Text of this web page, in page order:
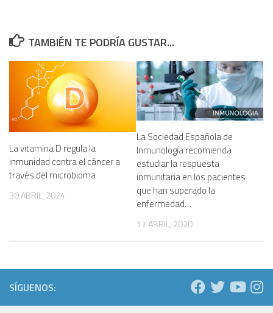
TAMBIÉN TE PODRÍA GUSTAR...
La vitamina D regula la
inmunidad contra el cáncer a
través del microbioma
30 ABRIL, 2024
La Sociedad Española de
Inmunología recomienda
estudiar la respuesta
inmunitaria en los pacientes
que han superado la
enfermedad…
17 ABRIL, 2020
SÍGUENOS: